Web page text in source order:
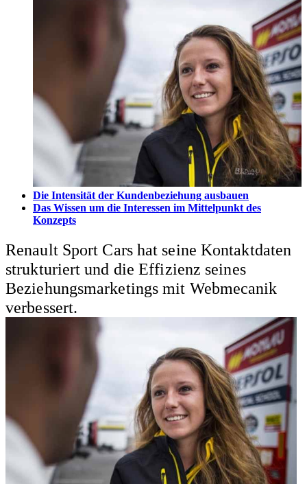
Die Intensität der Kundenbeziehung ausbauen
Das Wissen um die Interessen im Mittelpunkt des
Konzepts
Renault Sport Cars hat seine Kontaktdaten
strukturiert und die Effizienz seines
Beziehungsmarketings mit Webmecanik
verbessert.